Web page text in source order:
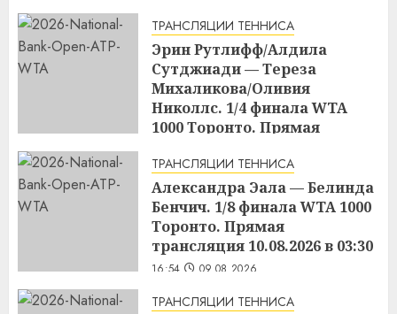
17:03 09.08.2026
ТРАНСЛЯЦИИ ТЕННИСА
Эрин Рутлифф/Алдила
Сутджиади — Тереза
Михаликова/Оливия
Николлс. 1/4 финала WTA
1000 Торонто. Прямая
17:01 09.08.2026
ТРАНСЛЯЦИИ ТЕННИСА
Александра Эала — Белинда
Бенчич. 1/8 финала WTA 1000
Торонто. Прямая
трансляция 10.08.2026 в 03:30
16:54 09.08.2026
ТРАНСЛЯЦИИ ТЕННИСА